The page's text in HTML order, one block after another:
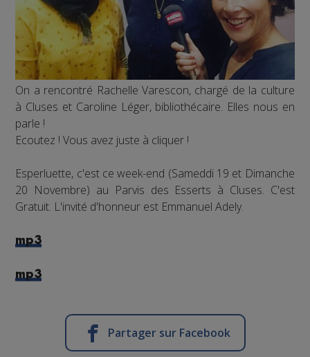
On a rencontré Rachelle Varescon, chargé de la culture
à Cluses et Caroline Léger, bibliothécaire. Elles nous en
parle !
Ecoutez ! Vous avez juste à cliquer !
Esperluette, c'est ce week-end (Sameddi 19 et Dimanche
20 Novembre) au Parvis des Esserts à Cluses. C'est
Gratuit. L'invité d'honneur est Emmanuel Adely.
mp3
mp3
Partager sur Facebook